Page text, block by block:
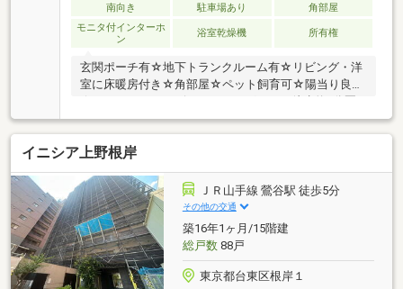
南向き 駐車場あり
角部屋
モニタ付インターホ
ン
浴室乾燥機 所有権
玄関ポーチ有☆地下トランクルーム有☆リビング・洋
室に床暖房付き☆角部屋☆ペット飼育可☆陽当り良好
☆スーパー・コンビニ・ドラッグストア徒歩約5分圏
内☆【周辺環境】■まいばすけっと北上野２丁目店
徒歩約4分 約248 m■セブンイレブン台東北上野２丁
目店 徒歩約3分 約194 m■ウエルシア台東入谷調剤
薬局 徒歩約4分 約302 m■台東入谷郵便局 徒歩約5
分 約384 m■大正小学校 徒歩約7分 約500m■忍岡
中学校 徒歩約14分 約950m■大正幼稚園 徒歩約7
分 約496 m■北上野クローバー保育園 徒歩約2分
約124m■入谷南公園 徒歩約1分 約30m
イニシア上野根岸
ＪＲ山手線 鶯谷駅 徒歩5分
その他の交通
築16年1ヶ月/15階建
総戸数88戸
東京都台東区根岸１